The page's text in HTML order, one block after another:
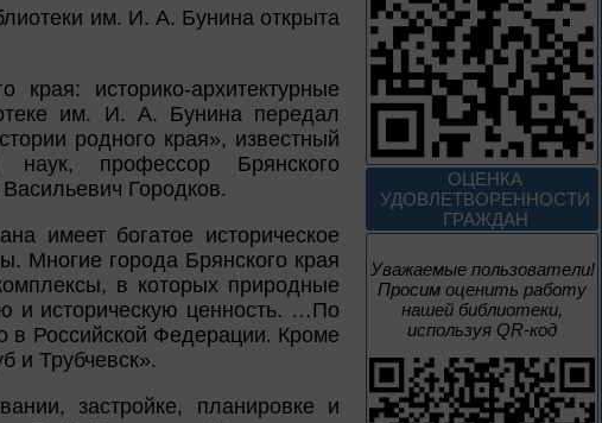
им. И. А. Бунина открыта
края: историко-архитектурные
им. И. А. Бунина передал
родного края», известный
наук, профессор Брянского
Городков.
имеет богатое историческое
Многие города Брянского края
в которых природные
и историческую ценность. …По
в Российской Федерации. Кроме
и Трубчевск».
застройке, планировке и
ОЦЕНКА
УДОВЛЕТВОРЕННОСТИ
ГРАЖДАН
Уважаемые пользователи!
Просим оценить работу
нашей библиотеки,
используя QR-код
460 лет основания города
Орла
1 – 31 августа
Леонид Андреев:
взгляд из XXI века
1 – 31 августа
Новые книги – новые
знания
Книги из серии